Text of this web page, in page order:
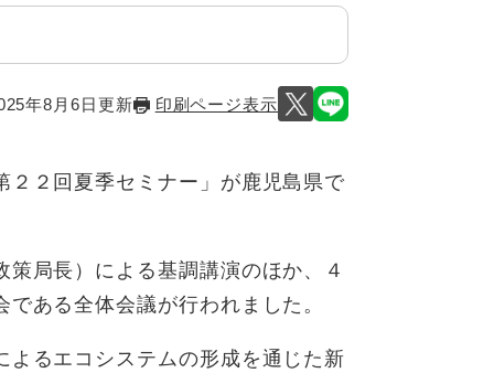
年8月6日更新 印刷ページ表示
２回夏季セミナー」が鹿児島県で
局長 ）による基調講演のほか、４
ある全体会議が行われました。
るエコシステムの形成を通じた新